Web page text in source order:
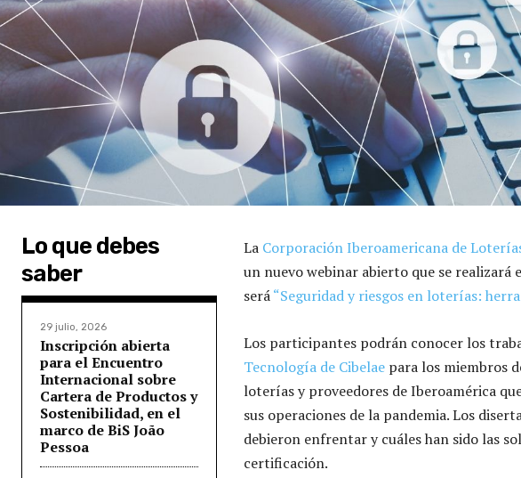
Lo que debes
saber
29 julio, 2026
Inscripción abierta
para el Encuentro
Internacional sobre
Cartera de Productos y
Sostenibilidad, en el
marco de BiS João
Pessoa
La Corporación Iberoamericana de
un nuevo webinar abierto que se realizará
será“Seguridad y riesgos en loterías:
Los participantes podrán conocer los
Tecnología de Cibelae para los miembros
loterías y proveedores de Iberoamérica
sus operaciones de la pandemia. Los
debieron enfrentar y cuáles han sido las
certificación.